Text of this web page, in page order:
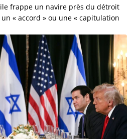
frappe un navire près du détroit
« accord » ou une « capitulation